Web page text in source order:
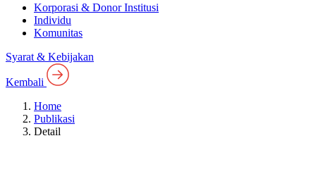
Korporasi & Donor Institusi
Individu
Komunitas
Syarat & Kebijakan
Kembali
Home
Publikasi
Detail